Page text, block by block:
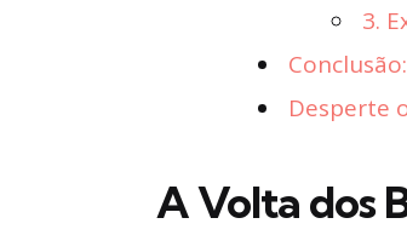
3.
Desperte
A Volta dos